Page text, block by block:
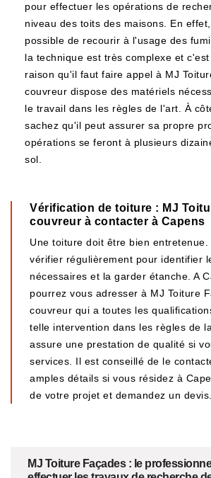
pour effectuer les opérations de
niveau des toits des maisons. En
possible de recourir à l'usage des
la technique est très complexe et
raison qu'il faut faire appel à MJ
couvreur dispose des matériels
le travail dans les règles de l'art. À
sachez qu'il peut assurer sa propre
opérations se feront à plusieurs
sol.
Vérification de toiture : MJ
couvreur à contacter à Capens
Une toiture doit être bien entretenue.
vérifier régulièrement pour identifier
nécessaires et la garder étanche. A
pourrez vous adresser à MJ Toiture
couvreur qui a toutes les
telle intervention dans les règles de
assure une prestation de qualité si
services. Il est conseillé de le
amples détails si vous résidez à
de votre projet et demandez un devis.
MJ Toiture Façades : le